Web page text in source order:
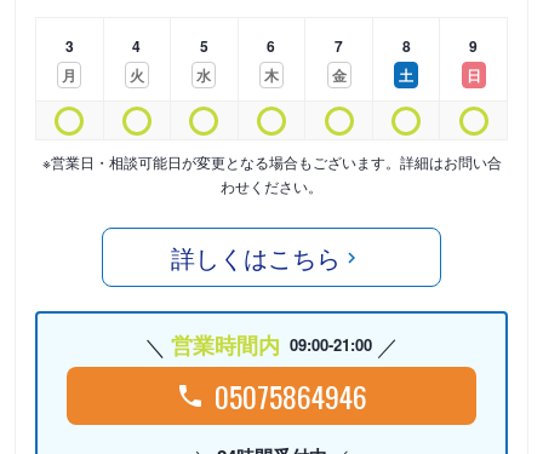
3
月
4
火
5
水
6
木
7
金
8
土
9
日
※営業日・相談可能日が変更となる場合もございます。詳細はお問い合
わせください。
詳しくはこちら
営業時間内 09:00-21:00
05075864946